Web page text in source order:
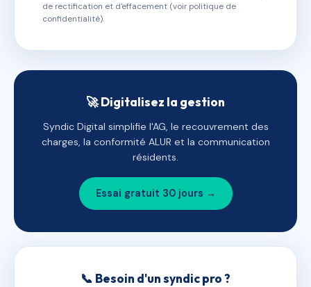
de rectification et d'effacement (voir politique de
confidentialité).
🚀 Digitalisez la gestion
Syndic Digital simplifie l'AG, le recouvrement des
charges, la conformité ALUR et la communication
résidents.
Essai gratuit 30 jours →
📞 Besoin d'un syndic pro ?